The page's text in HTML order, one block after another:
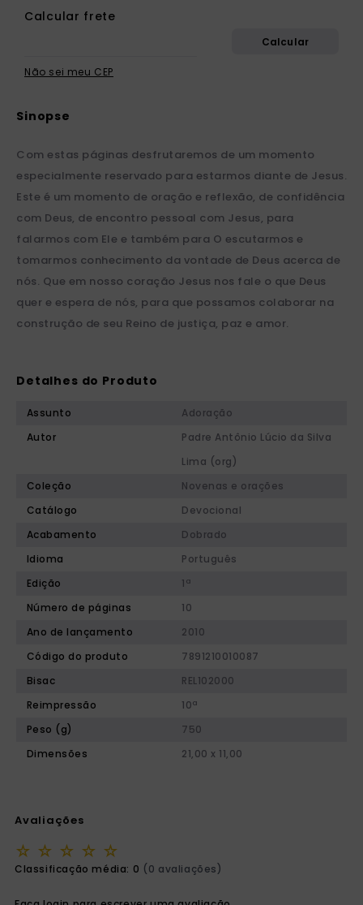
Não sei meu CEP
Com estas páginas desfrutaremos de um momento
especialmente reservado para estarmos diante de Jesus.
Este é um momento de oração e reflexão, de confidência
com Deus, de encontro pessoal com Jesus, para
falarmos com Ele e também para O escutarmos e
tomarmos conhecimento da vontade de Deus acerca de
nós. Que em nosso coração Jesus nos fale o que Deus
quer e espera de nós, para que possamos colaborar na
construção de seu Reino de justiça, paz e amor.
Detalhes do Produto
Assunto
Adoração
Autor
Padre Antônio Lúcio da Silva
Lima (org)
Coleção
Novenas e orações
Catálogo
Devocional
Acabamento
Dobrado
Idioma
Português
Edição
1ª
Número de páginas
10
Ano de lançamento
2010
Código do produto
7891210010087
Bisac
REL102000
Reimpressão
10ª
Peso (g)
750
Dimensões
21,00 x 11,00
Avaliações
☆ ☆ ☆ ☆ ☆
Classificação média: 0 (0 avaliações)